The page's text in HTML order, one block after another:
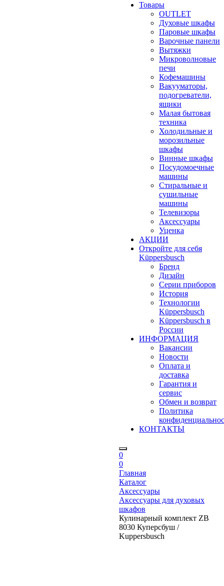
Товары
OUTLET
Духовые шкафы
Паровые шкафы
Варочные панели
Вытяжки
Микроволновые
печи
Кофемашины
Вакууматоры,
подогреватели,
ящики
Малая бытовая
техника
Холодильные и
морозильные
шкафы
Винные шкафы
Посудомоечные
машины
Стиральные и
сушильные
машины
Телевизоры
Аксессуары
Уценка
АКЦИИ
Откройте для себя
Küppersbusch
Бренд
Дизайн
Серии приборов
История
Технологии
Küppersbusch
Küppersbusch в
России
ИНФОРМАЦИЯ
Вакансии
Новости
Оплата и
доставка
Гарантия и
сервис
Обмен и возврат
Политика
КОНТАКТЫ
0
0
Главная
Каталог
Аксессуары
Аксессуары для духовых
шкафов
Кулинарный комплект ZB
8030 Куперсбуш /
Kuppersbusch